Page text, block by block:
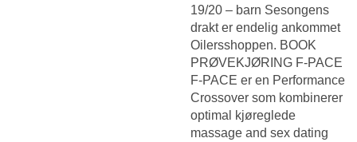
19/20 – barn Sesongens
drakt er endelig ankommet
Oilersshoppen. BOOK
PRØVEKJØRING F-PACE
F-PACE er en Performance
Crossover som kombinerer
optimal kjøreglede
massage and sex dating